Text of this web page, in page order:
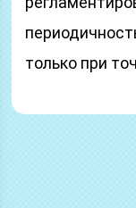
только при